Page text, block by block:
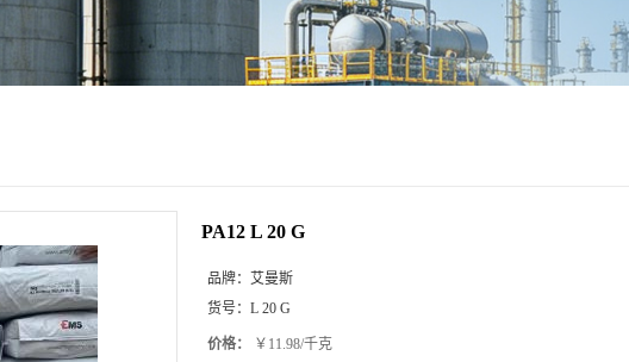
PA12 L 20 G
品牌： 艾曼斯
货号： L 20 G
价格： ￥11.98/千克